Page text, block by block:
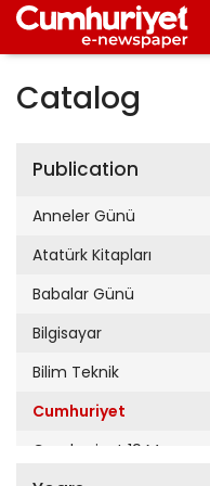
Catalog
Publication
Anneler Günü
Atatürk Kitapları
Babalar Günü
Bilgisayar
Bilim Teknik
Cumhuriyet
Cumhuriyet 19 Mayıs